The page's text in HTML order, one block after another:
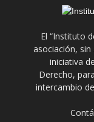
El “Instituto
asociación,
iniciativa
Derecho,
intercambio